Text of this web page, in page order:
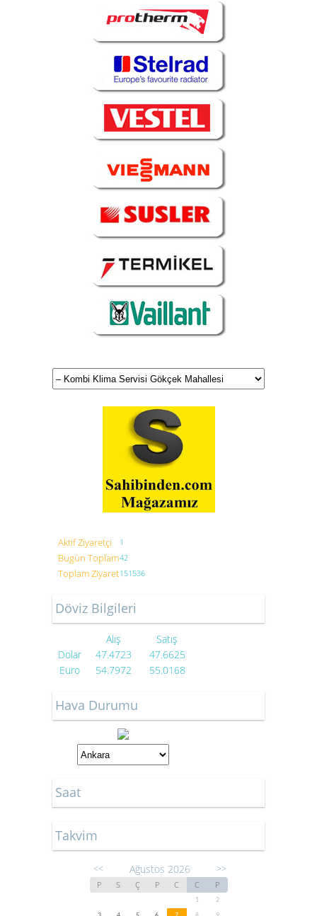
Aktif Ziyaretçi 1
Bugün Toplam42
Toplam Ziyaret151536
Döviz Bilgileri
Alış
Satış
Dolar
47.4723
47.6625
Euro
54.7972 55.0168
Hava Durumu
Saat
Takvim
<< Ağustos 2026 >>
P S Ç P C C P
1
2